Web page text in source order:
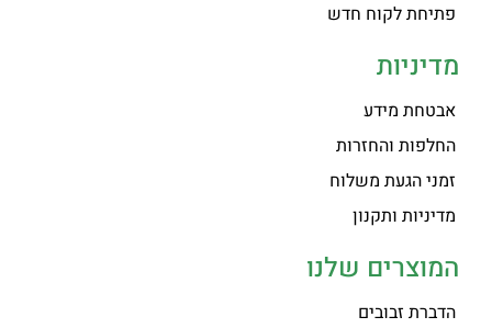
פתיחת לקוח חדש
מדיניות
אבטחת מידע
החלפות והחזרות
זמני הגעת משלוח
מדיניות ותקנון
המוצרים שלנו
הדברת זבובים